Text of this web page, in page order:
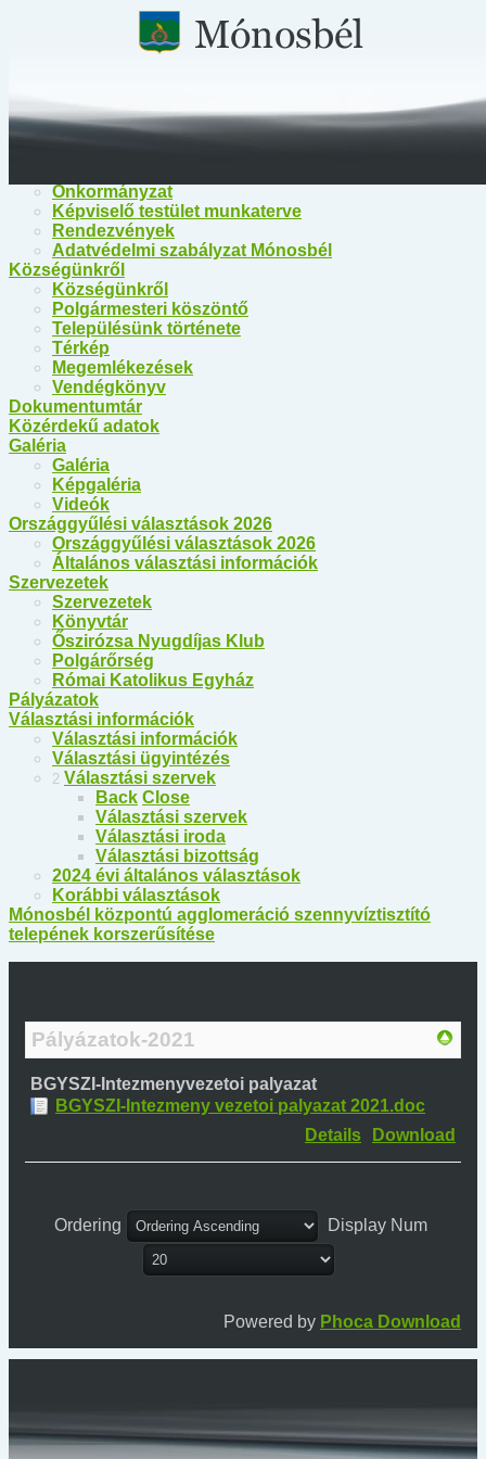
Közérdekű információk
Polgármesteri Hivatal Mónosbél
Közös Hivatal Bélapátfalva
Önkormányzat
Képviselő testület munkaterve
Rendezvények
Adatvédelmi szabályzat Mónosbél
Községünkről
Községünkről
Polgármesteri köszöntő
Településünk története
Térkép
Megemlékezések
Vendégkönyv
Dokumentumtár
Közérdekű adatok
Galéria
Galéria
Képgaléria
Videók
Országgyűlési választások 2026
Országgyűlési választások 2026
Általános választási információk
Szervezetek
Szervezetek
Könyvtár
Őszirózsa Nyugdíjas Klub
Polgárőrség
Római Katolikus Egyház
Pályázatok
Választási információk
Választási információk
Választási ügyintézés
2 Választási szervek
Back Close
Választási szervek
Választási iroda
Választási bizottság
2024 évi általános választások
Korábbi választások
Mónosbél központú agglomeráció szennyvíztisztító
telepének korszerűsítése
Pályázatok-2021
BGYSZI-Intezmenyvezetoi palyazat
BGYSZI-Intezmeny vezetoi palyazat 2021.doc
Download
Details
Ordering Display Num
Powered by Phoca Download